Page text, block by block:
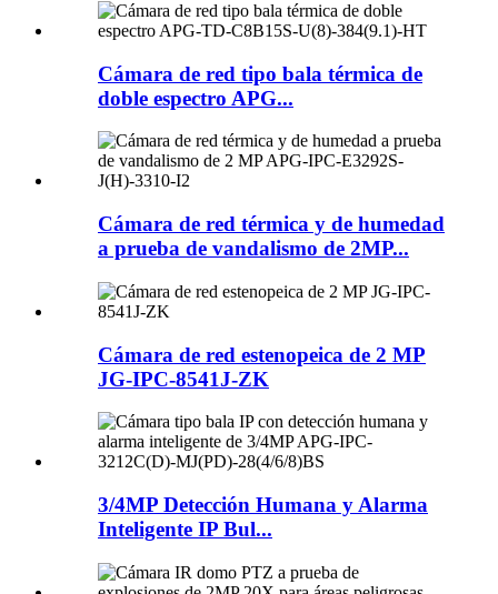
Cámara de red tipo bala térmica de
doble espectro APG...
Cámara de red térmica y de humedad
a prueba de vandalismo de 2MP...
Cámara de red estenopeica de 2 MP
JG-IPC-8541J-ZK
3/4MP Detección Humana y Alarma
Inteligente IP Bul...